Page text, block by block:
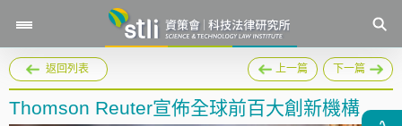
返回列表 上一篇 下一篇
Thomson Reuter宣佈全球前百大創新機構